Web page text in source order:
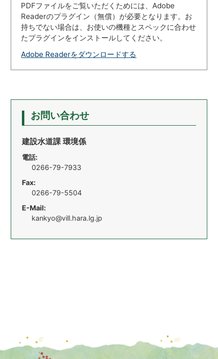
PDFファイルをご覧いただくためには、Adobe
Readerのプラグイン（無償）が必要となります。お
持ちでない場合は、お使いの機種とスペックに合わせ
たプラグインをインストールしてください。
Adobe Readerをダウンロードする
お問い合わせ
建設水道課 環境係
電話:
0266-79-7933
Fax:
0266-79-5504
E-Mail:
kankyo@vill.hara.lg.jp